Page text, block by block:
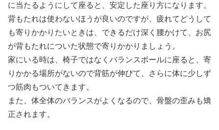
に当たるようにして座ると、安定した座り方になります。
背もたれは使わないほうが良いのですが、疲れてどうして
も寄りかかりたいときは、できるだけ深く腰かけて、お尻
が背もたれについた状態で寄りかかりましょう。
家にいる時は、椅子ではなくバランスボールに座ると、寄
りかかる場所がないので背筋が伸びて、さらに体に少しず
つ筋肉もついてきます。
また、体全体のバランスがよくなるので、骨盤の歪みも矯
正されます。